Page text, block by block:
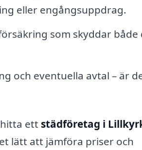
eller engångsuppdrag.
som skyddar både
och eventuella avtal – är
ett städföretag i
lätt att jämföra priser och